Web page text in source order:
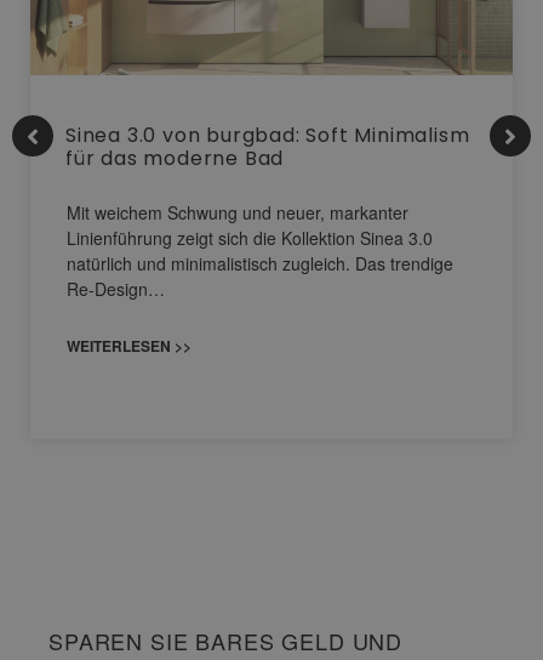
Sinea 3.0 von burgbad: Soft Minimalism
für das moderne Bad
Mit weichem Schwung und neuer, markanter
Linienführung zeigt sich die Kollektion Sinea 3.0
natürlich und minimalistisch zugleich. Das trendige
Re-Design…
WEITERLESEN >>
SPAREN SIE BARES GELD UND